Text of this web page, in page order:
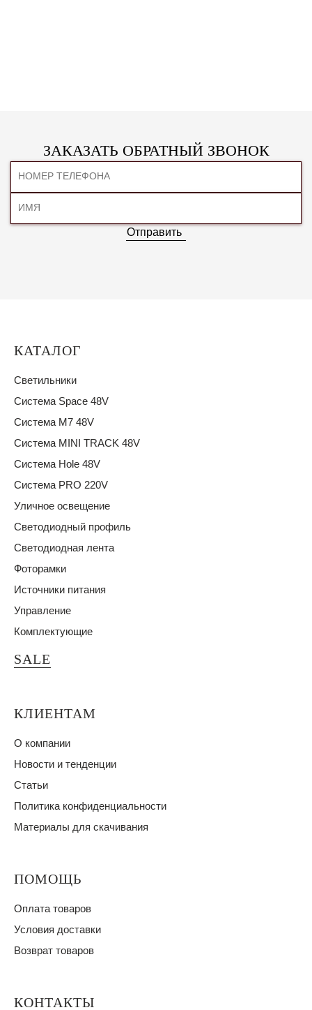
ЗАКАЗАТЬ ОБРАТНЫЙ ЗВОНОК
Отправить
КАТАЛОГ
Светильники
Система Space 48V
Система M7 48V
Система MINI TRACK 48V
Система Hole 48V
Система PRO 220V
Уличное освещение
Светодиодный профиль
Светодиодная лента
Фоторамки
Источники питания
Управление
Комплектующие
SALE
КЛИЕНТАМ
О компании
Новости и тенденции
Статьи
Политика конфиденциальности
Материалы для скачивания
ПОМОЩЬ
Оплата товаров
Условия доставки
Возврат товаров
КОНТАКТЫ